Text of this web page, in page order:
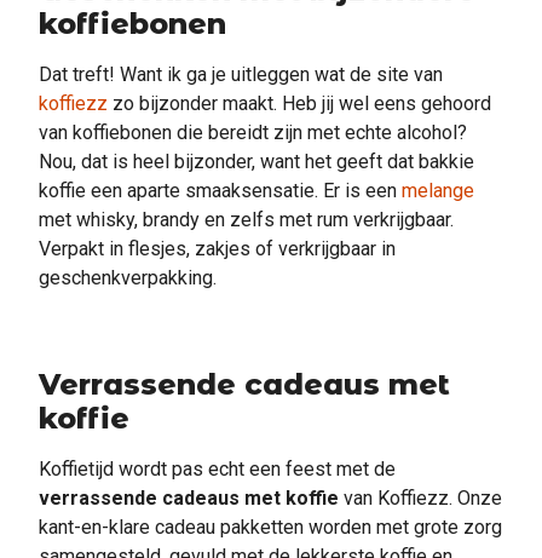
koffiebonen
Dat treft! Want ik ga je uitleggen wat de site van
koffiezz zo bijzonder maakt. Heb jij wel eens gehoord
van koffiebonen die bereidt zijn met echte alcohol?
Nou, dat is heel bijzonder, want het geeft dat bakkie
koffie een aparte smaaksensatie. Er is een melange
met whisky, brandy en zelfs met rum verkrijgbaar.
Verpakt in flesjes, zakjes of verkrijgbaar in
geschenkverpakking.
Verrassende cadeaus met
koffie
Koffietijd wordt pas echt een feest met de
verrassende cadeaus met koffie van Koffiezz. Onze
kant-en-klare cadeau pakketten worden met grote zorg